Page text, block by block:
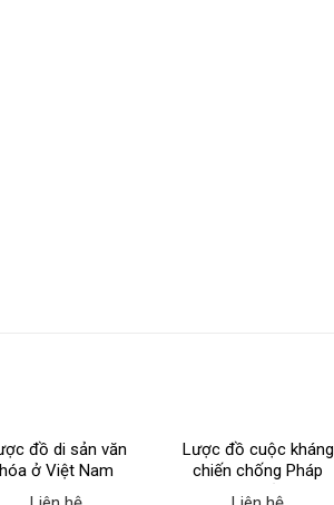
đồ di sản văn
hóa ở Việt Nam
Lược đồ cuộc kháng
chiến chống Pháp
xâm lược của nhân